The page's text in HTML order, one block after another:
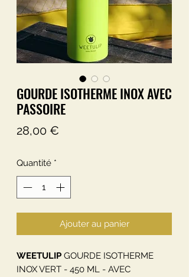
GOURDE ISOTHERME INOX AVEC
PASSOIRE
28,00 €
Quantité *
Ajouter au panier
WEETULIP GOURDE ISOTHERME
INOX VERT - 450 ML - AVEC